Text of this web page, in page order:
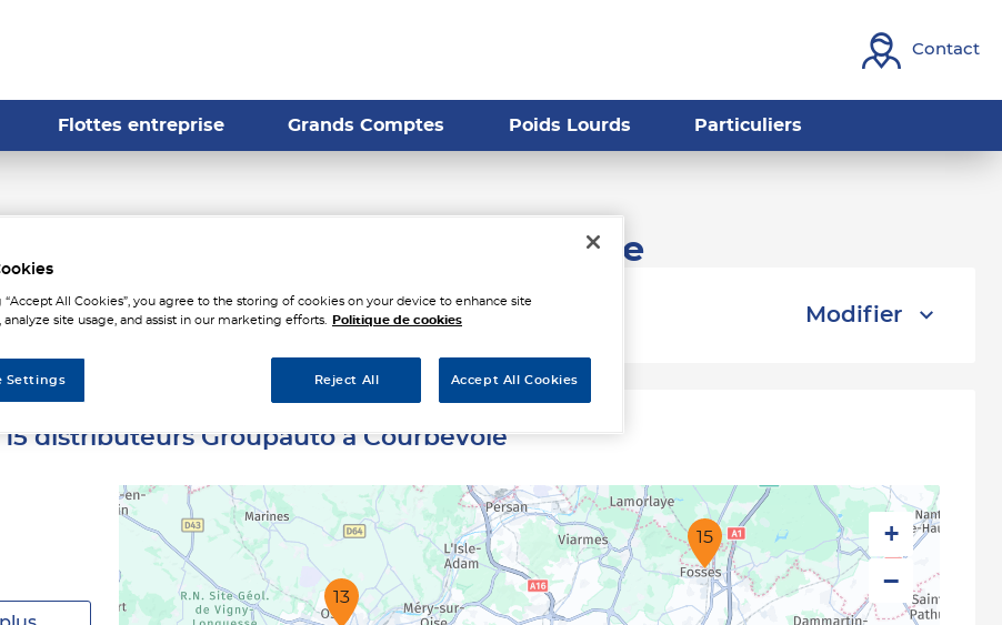
Contact
Flottes entreprise Grands Comptes Poids Lourds Particuliers
Groupauto à Courbevoie
Modifier
15 distributeurs Groupauto à Courbevoie
15
13
+
−
“Accept All Cookies”, you agree to the storing of cookies on your device to enhance site
analyze site usage, and assist in our marketing efforts.
Politique de cookies
Reject All Accept All Cookies
Settings